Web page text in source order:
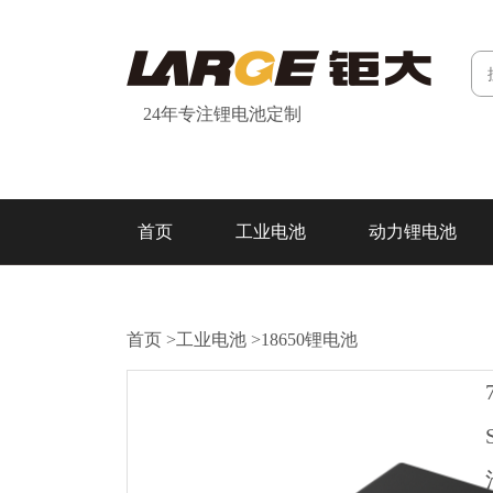
24年专注锂电池定制
首页 工业电池 动力锂电池
首页 >工业电池 >18650锂电池